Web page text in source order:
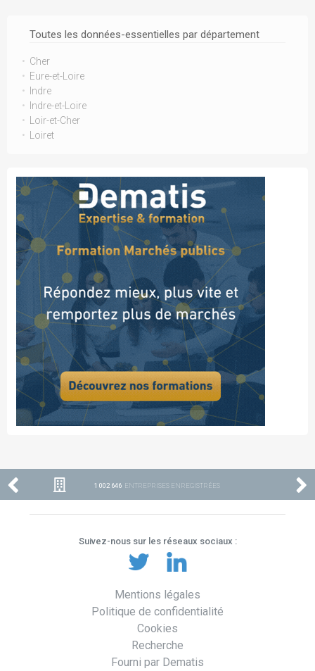
Toutes les données-essentielles par département
Cher
Eure-et-Loire
Indre
Indre-et-Loire
Loir-et-Cher
Loiret
1 002 646 ENTREPRISES ENREGISTRÉES
Suivez-nous sur les réseaux sociaux :
Mentions légales
Politique de confidentialité
Cookies
Recherche
Fourni par Dematis